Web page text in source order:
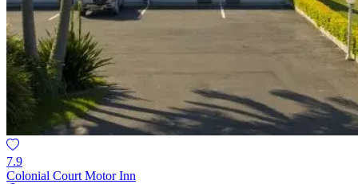
7.9
Colonial Court Motor Inn